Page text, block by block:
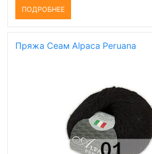
ПОДРОБНЕЕ
Пряжа Сеам Alpaca Peruana